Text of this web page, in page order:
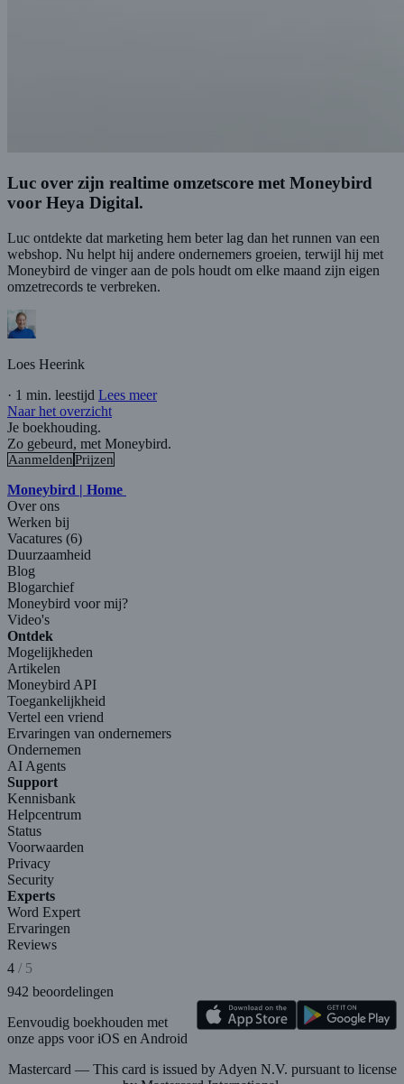
Luc over zijn realtime omzetscore met Moneybird
voor Heya Digital.
Luc ontdekte dat marketing hem beter lag dan het runnen van een
webshop. Nu helpt hij andere ondernemers groeien, terwijl hij met
Moneybird de vinger aan de pols houdt om elke maand zijn eigen
omzetrecords te verbreken.
Loes Heerink
· 1 min. leestijd Lees meer
Naar het overzicht